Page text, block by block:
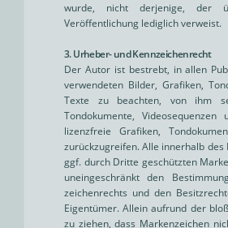
wurde, nicht derjenige, der
Veröffentlichung lediglich verweist.
3. Urheber- und Kennzeichenrecht
Der Autor ist bestrebt, in allen
verwendeten Bilder, Grafiken,
Texte zu beachten, von ihm
Tondokumente,
lizenzfreie Grafiken,
zurückzugreifen. Alle innerhalb
ggf. durch Dritte geschützten
uneingeschränkt den
zeichenrechts und den
Eigentümer. Allein aufrund der
zu ziehen, dass Markenzeichen